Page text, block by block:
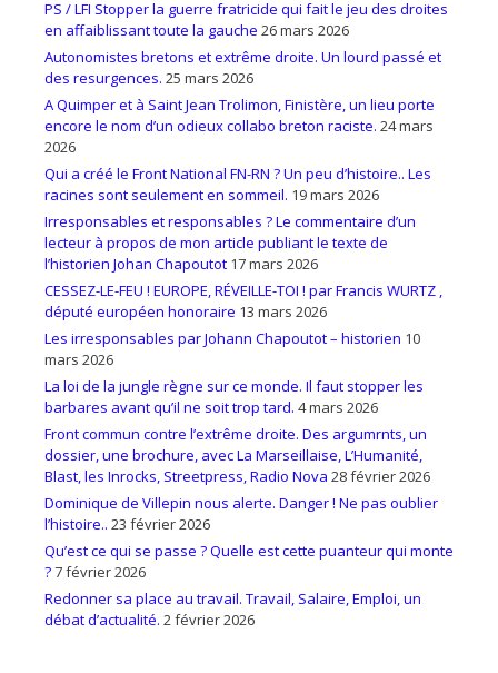
PS / LFI Stopper la guerre fratricide qui fait le jeu des droites
en affaiblissant toute la gauche 26 mars 2026
Autonomistes bretons et extrême droite. Un lourd passé et
des resurgences. 25 mars 2026
A Quimper et à Saint Jean Trolimon, Finistère, un lieu porte
encore le nom d’un odieux collabo breton raciste. 24 mars
2026
Qui a créé le Front National FN-RN ? Un peu d’histoire.. Les
racines sont seulement en sommeil. 19 mars 2026
Irresponsables et responsables ? Le commentaire d’un
lecteur à propos de mon article publiant le texte de
l’historien Johan Chapoutot 17 mars 2026
CESSEZ-LE-FEU ! EUROPE, RÉVEILLE-TOI ! par Francis WURTZ ,
député européen honoraire 13 mars 2026
Les irresponsables par Johann Chapoutot – historien 10
mars 2026
La loi de la jungle règne sur ce monde. Il faut stopper les
barbares avant qu’il ne soit trop tard. 4 mars 2026
Front commun contre l’extrême droite. Des argumrnts, un
dossier, une brochure, avec La Marseillaise, L’Humanité,
Blast, les Inrocks, Streetpress, Radio Nova 28 février 2026
Dominique de Villepin nous alerte. Danger ! Ne pas oublier
l’histoire.. 23 février 2026
Qu’est ce qui se passe ? Quelle est cette puanteur qui monte
?7 février 2026
Redonner sa place au travail. Travail, Salaire, Emploi, un
débat d’actualité. 2 février 2026